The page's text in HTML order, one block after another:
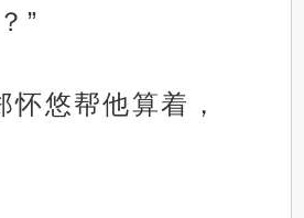
”
怀悠帮他算着，